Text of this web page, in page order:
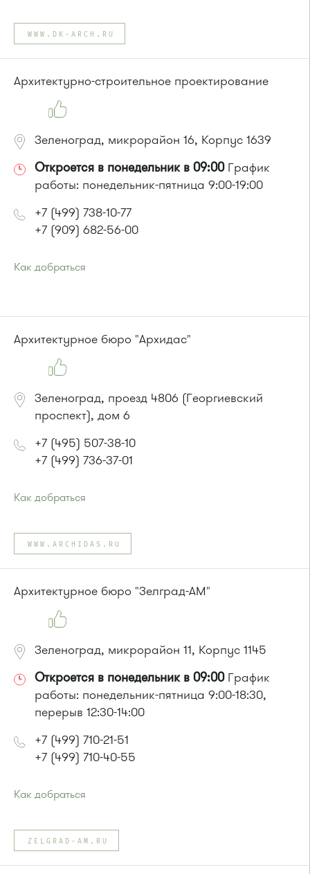
Автобусы № 14, 16, 20, 400т, 28.
Маршрутки: 460м, 707м, Ашан-1, Ашан-2
или до остановки"Станция Крюково":
377, 390, 476, 493.
Маршрутка № 127, 312, 377, 390, 476, 408м, 409м, 721м,
903, 128, 431м, 900
WWW.DK-ARCH.RU
Архитектурно-строительное проектирование
Зеленоград, микрорайон 16, Корпус 1639
Откроется в понедельник в 09:00График
работы: понедельник-пятница 9:00-19:00
+7 (499) 738-10-77
+7 (909) 682-56-00
Как добраться
Маршрутка № 707м
или до остановки "Корпус 1645":
Автобусы № 14, 22, 400к, 28
Маршрутка № 707м
Архитектурное бюро "Архидас"
Зеленоград, проезд 4806 (Георгиевский
проспект), дом 6
+7 (495) 507-38-10
+7 (499) 736-37-01
Как добраться
Автобусы № 2, 3, 9, 11, 19, 31, 32.
Маршрутка № 409м, 419м
или до остановки"Южная промзона":
WWW.ARCHIDAS.RU
Архитектурное бюро "Зелград-АМ"
Зеленоград, микрорайон 11, Корпус 1145
Откроется в понедельник в 09:00График
работы: понедельник-пятница 9:00-18:30,
перерыв 12:30-14:00
+7 (499) 710-21-51
+7 (499) 710-40-55
Как добраться
Автобусы № 11, 29.
или до остановки"12 микрорайон "
Автобус № 1, 9, 10, 12, 13, 15, 23, 31, 312, 377, 390, 476, 493.
ZELGRAD-AM.RU